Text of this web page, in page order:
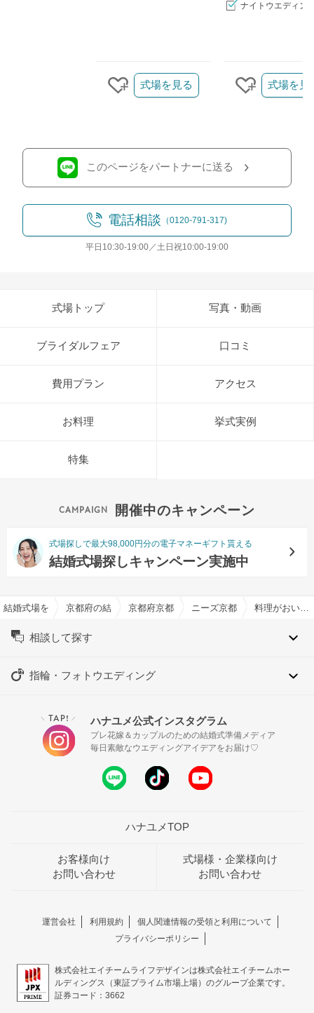
ナイトウエディン
クリップする
式場を見る
クリップす
式場を見
このページをパートナーに送る
電話相談 （0120-791-317)
平日10:30-19:00／土日祝10:00-19:00
式場トップ 写真・動画
ブライダルフェア 口コミ
費用プラン アクセス
お料理 挙式実例
特集
開催中のキャンペーン
式場探しで最大98,000円分の電子マネーギフト貰える
結婚式場探しキャンペーン実施中
結婚式場を探すならハナユメ
京都府の結婚式場一覧京都府京都市の結婚式場一覧ニーズ京都烏丸 by T&G 料理がおいしい結婚式場特集
相談して探す
指輪・フォトウエディング
＼ TAP! ／ ハナユメ公式インスタグラム
プレ花嫁＆カップルのための結婚式準備メディア
毎日素敵なウエディングアイデアをお届け♡
ハナユメTOP
お客様向け
お問い合わせ
式場様・企業様向け
お問い合わせ
運営会社 利用規約
個人関連情報の受領と利用について
プライバシーポリシー
株式会社エイチームライフデザインは株式会社エイチームホー
ルディングス（東証プライム市場上場）のグループ企業です。
証券コード：3662